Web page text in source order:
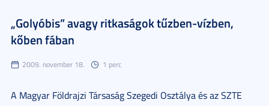
„Golyóbis” avagy ritkaságok tűzben-vízben,
kőben fában
2009. november 18. 1 perc
A Magyar Földrajzi Társaság Szegedi Osztálya és az SZTE